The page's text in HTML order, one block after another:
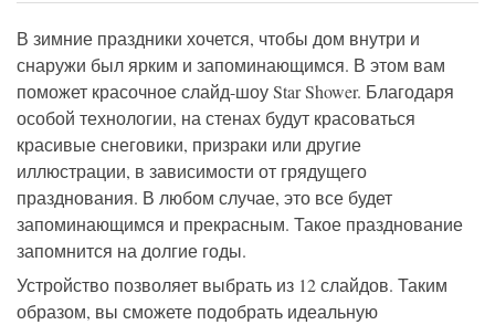
В зимние праздники хочется, чтобы дом внутри и
снаружи был ярким и запоминающимся. В этом вам
поможет красочное слайд-шоу Star Shower. Благодаря
особой технологии, на стенах будут красоваться
красивые снеговики, призраки или другие
иллюстрации, в зависимости от грядущего
празднования. В любом случае, это все будет
запоминающимся и прекрасным. Такое празднование
запомнится на долгие годы.
Устройство позволяет выбрать из 12 слайдов. Таким
образом, вы сможете подобрать идеальную